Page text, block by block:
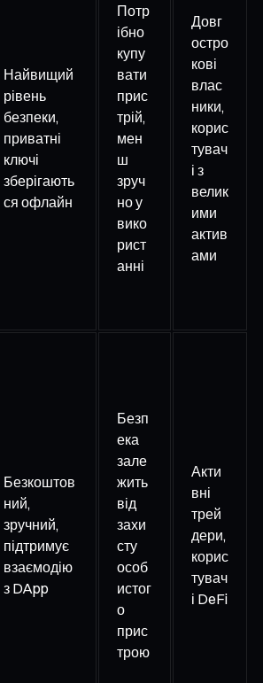
Найвищий
рівень
безпеки,
приватні
ключі
зберігають
ся офлайн
Потр
ібно
купу
вати
прис
трій,
мен
ш
зруч
но у
вико
рист
анні
Довг
остро
кові
влас
ники,
корис
тувач
і з
велик
ими
актив
ами
Безкоштов
ний,
зручний,
підтримує
взаємодію
з DApp
Безп
ека
зале
жить
від
захи
сту
особ
истог
о
прис
трою
Акти
вні
трей
дери,
корис
тувач
і DeFi